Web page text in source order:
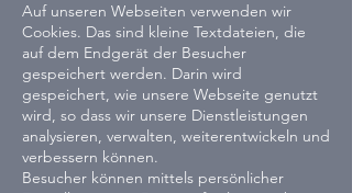
Auf unseren Webseiten verwenden wir
Cookies. Das sind kleine Textdateien, die
auf dem Endgerät der Besucher
gespeichert werden. Darin wird
gespeichert, wie unsere Webseite genutzt
wird, so dass wir unsere Dienstleistungen
analysieren, verwalten, weiterentwickeln und
verbessern können.
Besucher können mittels persönlicher